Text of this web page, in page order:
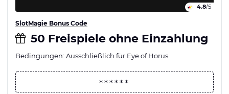
4.8/5
SlotMagie Bonus Code
50 Freispiele ohne Einzahlung
Bedingungen: Ausschließlich für Eye of Horus